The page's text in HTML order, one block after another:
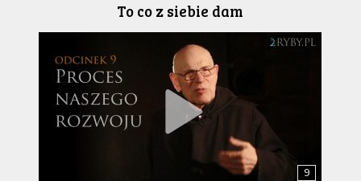
To co z siebie dam
9